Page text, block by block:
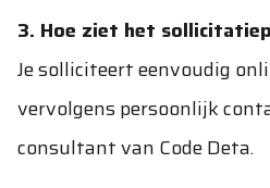
3. Hoe ziet het
Je solliciteert eenvoudig
vervolgens persoonlijk
consultant van Code Deta.